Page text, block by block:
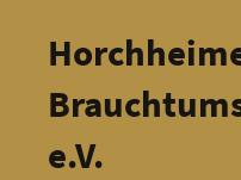
e.V.